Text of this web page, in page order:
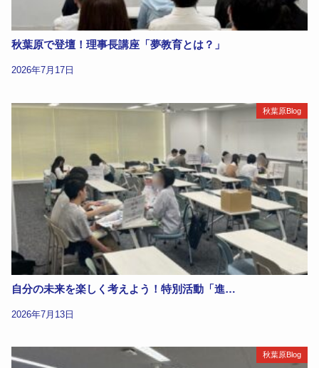
秋葉原で登壇！理事長講座「夢教育とは？」
2026年7月17日
秋葉原Blog
自分の未来を楽しく考えよう！特別活動「進…
2026年7月13日
秋葉原Blog